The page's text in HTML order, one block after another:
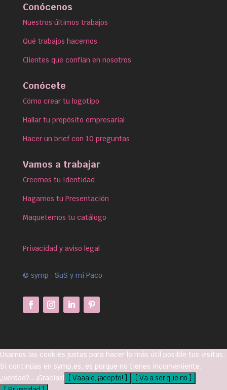
Conócenos
Nuestros últimos trabajos
Qué trabajos hacemos
Clientes que confían en nosotros
Conócete
Cómo crear tu logotipo
Hallar tu propósito empresarial
Hacer un brief con 10 preguntas
Vamos a trabajar
Creemos tu Identidad
Hagamos tu Presentación
Maquetemos tu catálogo
Privacidad y aviso legal
© symp · SuS y mi Paco
Usamos las cookies justas para hacer lo más útil posible tus visitas.
Si continúas en symp.es, es porque no tienes inconveniente,
¿verdad?… ¡Gracias!
[ Vaaale, ¡acepto! ]
[ Va a ser que no ]